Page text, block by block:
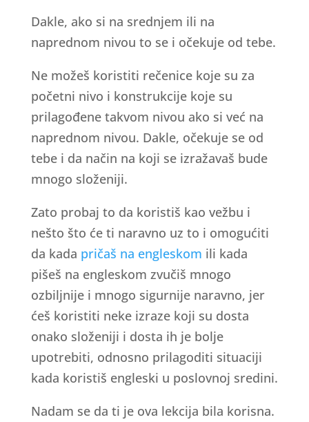
Dakle, ako si na srednjem ili na
naprednom nivou to se i očekuje od tebe.
Ne možeš koristiti rečenice koje su za
početni nivo i konstrukcije koje su
prilagođene takvom nivou ako si već na
naprednom nivou. Dakle, očekuje se od
tebe i da način na koji se izražavaš bude
mnogo složeniji.
Zato probaj to da koristiš kao vežbu i
nešto što će ti naravno uz to i omogućiti
da kada pričaš na engleskom ili kada
pišeš na engleskom zvučiš mnogo
ozbiljnije i mnogo sigurnije naravno, jer
ćeš koristiti neke izraze koji su dosta
onako složeniji i dosta ih je bolje
upotrebiti, odnosno prilagoditi situaciji
kada koristiš engleski u poslovnoj sredini.
Nadam se da ti je ova lekcija bila korisna.